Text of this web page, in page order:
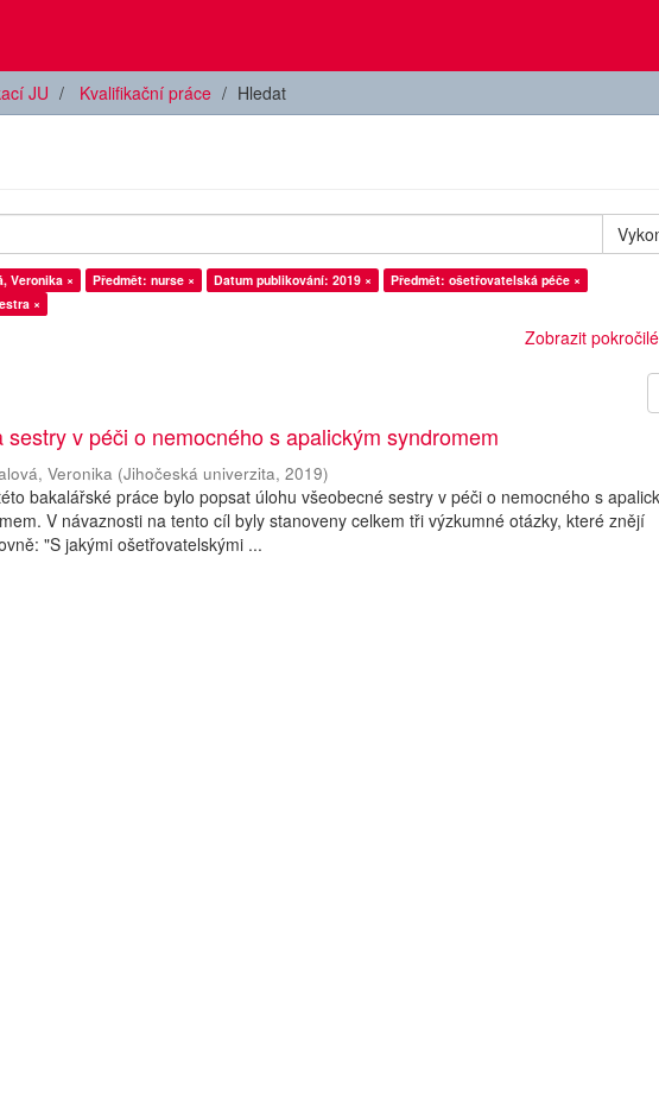
JU Kvalifikační práce Hledat
Veronika × Předmět: nurse × Datum publikování: 2019 ×
Předmět: ošetřovatelská péče ×
×
Zobrazit
sestry v péči o nemocného s apalickým syndromem
Veronika (Jihočeská univerzita,2019)
bakalářské práce bylo popsat úlohu všeobecné sestry v péči o nemocného s
V návaznosti na tento cíl byly stanoveny celkem tři výzkumné otázky, které znějí
"S jakými ošetřovatelskými ...